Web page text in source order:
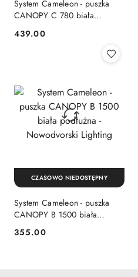
System Cameleon - puszka
CANOPY C 780 biała
Lighting
Cena:
439.00
System Cameleon - puszka
CANOPY B 1500 biała
Lighting
Cena:
355.00
CZASOWO NIEDOSTĘPNY